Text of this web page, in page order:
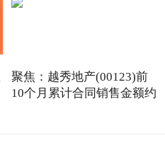
聚焦：越秀地产(00123)前
10个月累计合同销售金额约